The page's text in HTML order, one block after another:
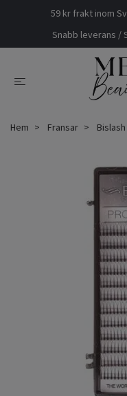
59 kr frakt inom
Snabb leverans /
Hem Fransar